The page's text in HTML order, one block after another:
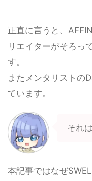
正直に言うと、
リエイターがそろっ
す。
またメンタリストの
ています。
それ
本記事ではなぜ